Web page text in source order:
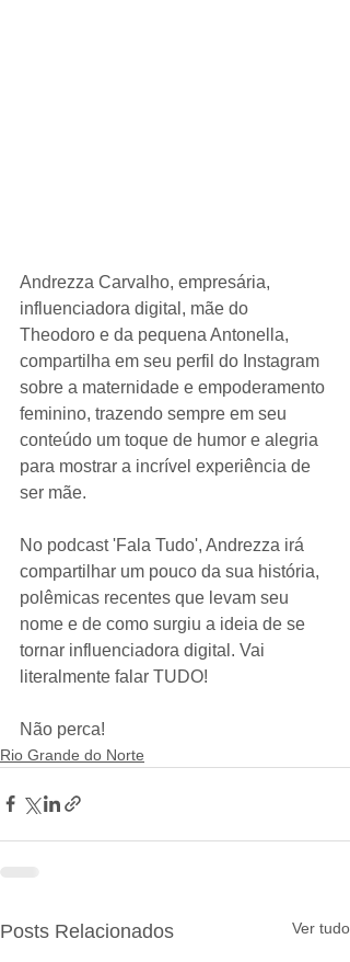
Andrezza Carvalho, empresária,
influenciadora digital, mãe do
Theodoro e da pequena Antonella,
compartilha em seu perfil do Instagram
sobre a maternidade e empoderamento
feminino, trazendo sempre em seu
conteúdo um toque de humor e alegria
para mostrar a incrível experiência de
ser mãe.
No podcast 'Fala Tudo', Andrezza irá
compartilhar um pouco da sua história,
polêmicas recentes que levam seu
nome e de como surgiu a ideia de se
tornar influenciadora digital. Vai
literalmente falar TUDO!
Não perca!
Rio Grande do Norte
Posts Relacionados Ver tudo